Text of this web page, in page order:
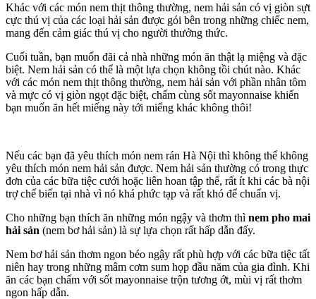
Khác với các món nem thịt thông thường, nem hải sản có vị giòn sựt
cực thú vị của các loại hải sản được gói bên trong những chiếc nem,
mang đến cảm giác thú vị cho người thưởng thức.
Cuối tuần, bạn muốn đãi cả nhà những món ăn thật lạ miệng và đặc
biệt. Nem hải sản có thể là một lựa chọn không tồi chút nào. Khác
với các món nem thịt thông thường, nem hải sản với phần nhân tôm
và mực có vị giòn ngọt đặc biệt, chấm cùng sốt mayonnaise khiến
bạn muốn ăn hết miếng này tới miếng khác không thôi!
Nếu các bạn đã yêu thích món nem rán Hà Nội thì không thể không
yêu thích món nem hải sản được. Nem hải sản thường có trong thực
đơn của các bữa tiệc cưới hoặc liên hoan tập thể, rất ít khi các bà nội
trợ chế biến tại nhà vì nó khá phức tạp và rất khó để chuẩn vị.
Cho những bạn thích ăn những món ngậy và thơm thì nem pho mai
hải sản (nem bơ hải sản) là sự lựa chọn rất hấp dẫn đấy.
Nem bơ hải sản thơm ngon béo ngậy rất phù hợp với các bữa tiệc tất
niên hay trong những mâm cơm sum họp đầu năm của gia đình. Khi
ăn các bạn chấm với sốt mayonnaise trộn tương ớt, mùi vị rất thơm
ngon hấp dẫn.